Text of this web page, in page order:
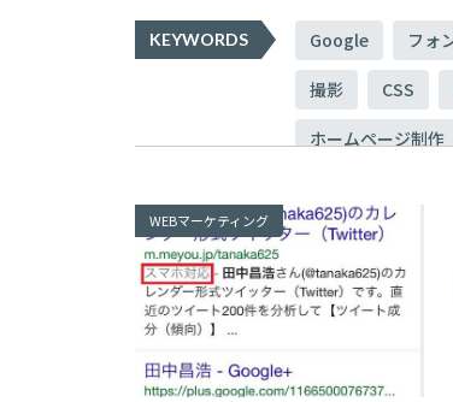
KEYWORDS Google フォ
撮影 CSS
ホームページ制作
アクセス解析
ASP メール
ローカル環境
WEBマーケティング